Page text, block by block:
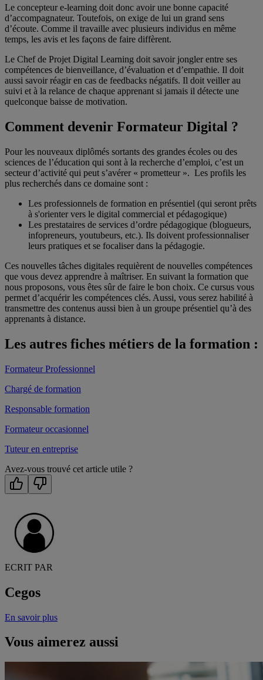
Le concepteur e-learning doit donc avoir une bonne capacité
d’accompagnateur. Toutefois, on exige de lui un grand sens
d’écoute. Comme il travaille avec plusieurs individus en même
temps, les avis et les façons de faire diffèrent.
Le Chef de Projet Digital Learning doit savoir jongler entre ses
compétences de bienveillance, d’évaluation et d’empathie. Il doit
aussi savoir réagir en cas de feedbacks négatifs. Il doit veiller au
suivi et à la relance de chaque apprenant si jamais il détecte une
quelconque baisse de motivation.
Comment devenir Formateur Digital ?
Pour les nouveaux diplômés sortants des grandes écoles ou des
sciences de l’éducation qui sont à la recherche d’emploi, c’est un
secteur d’activité qui peut s’avérer « prometteur ». Les profils les
plus recherchés dans ce domaine sont :
Les professionnels de formation en présentiel (qui seront prêts
à s'orienter vers le digital commercial et pédagogique)
Les prestataires de services d’ordre pédagogique (blogueurs,
infopreneurs, youtubeurs, etc.). Ils doivent professionnaliser
leurs pratiques et se focaliser dans la pédagogie.
Ces nouvelles tâches digitales requièrent de nouvelles compétences
que vous devez apprendre à maîtriser. En suivant la formation que
nous proposons, vous êtes sûr de faire le bon choix. Ce cursus vous
permet d’acquérir les compétences clés. Aussi, vous serez habilité à
transmettre des contenus aussi bien à un groupe présentiel qu’à des
apprenants à distance.
Les autres fiches métiers de la formation :
Formateur Professionnel
Chargé de formation
Responsable formation
Formateur occasionnel
Tuteur en entreprise
Avez-vous trouvé cet article utile ?
ECRIT PAR
Cegos
En savoir plus
Vous aimerez aussi